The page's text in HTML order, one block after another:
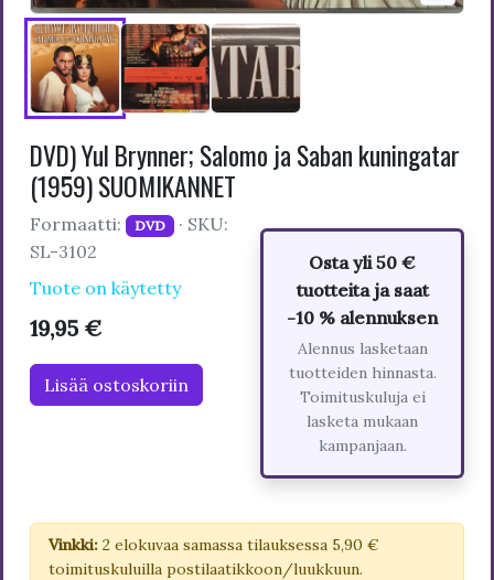
DVD) Yul Brynner; Salomo ja Saban kuningatar
(1959) SUOMIKANNET
Formaatti: DVD · SKU:
SL-3102
Tuote on käytetty
19,95 €
Lisää ostoskoriin
Osta yli 50 €
tuotteita ja saat
-10 % alennuksen
Alennus lasketaan
tuotteiden hinnasta.
Toimituskuluja ei
lasketa mukaan
kampanjaan.
Vinkki: 2 elokuvaa samassa tilauksessa 5,90 €
toimituskuluilla postilaatikkoon/luukkuun.